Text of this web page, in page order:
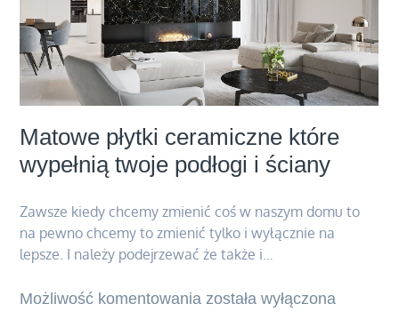
Matowe płytki ceramiczne które
wypełnią twoje podłogi i ściany
Zawsze kiedy chcemy zmienić coś w naszym domu to
na pewno chcemy to zmienić tylko i wyłącznie na
lepsze. I należy podejrzewać że także i…
Możliwość komentowaniaMatowe
została wyłączona